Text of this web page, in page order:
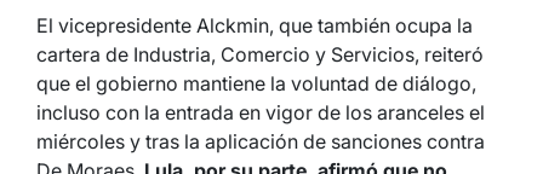
El vicepresidente Alckmin, que también ocupa la
cartera de Industria, Comercio y Servicios, reiteró
que el gobierno mantiene la voluntad de diálogo,
incluso con la entrada en vigor de los aranceles el
miércoles y tras la aplicación de sanciones contra